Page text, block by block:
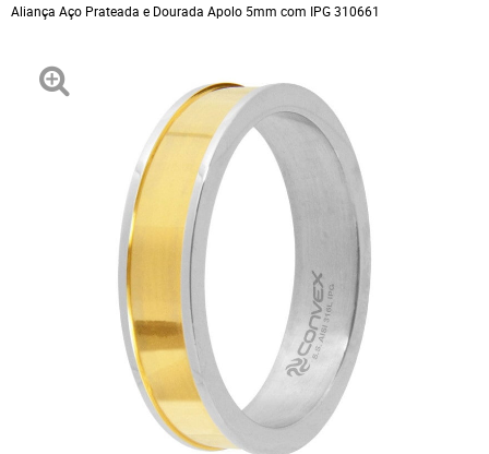
Aliança Aço Prateada e Dourada Apolo 5mm com IPG 310661